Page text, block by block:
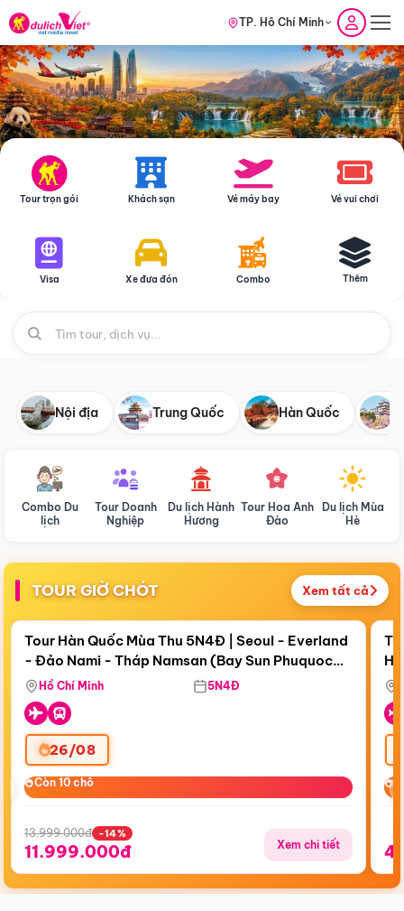
TP. Hồ Chí Minh
Tour trọn gói Khách sạn Vé máy bay Vé vui chơi
Visa Xe đưa đón Combo Thêm
Nội địa Trung Quốc Hàn Quốc
Combo Du
lịch
Tour Doanh
Nghiệp
Du lịch Hành
Hương
Tour Hoa Anh
Đào
Du lịch Mùa
Hè
TOUR GIỜ CHÓT Xem tất cả
Còn19 ngày 07:21:31
Điểm nổi bật
Tour Hàn Quốc Mùa Thu 5N4Đ | Seoul - Everland
- Đảo Nami - Tháp Namsan (Bay Sun Phuquoc
Airways)
Hồ Chí Minh 5N4Đ
26/08
Còn 10 chỗ
Còn 10 chỗ
13.999.000đ -14%
11.999.000đ Xem chi tiết